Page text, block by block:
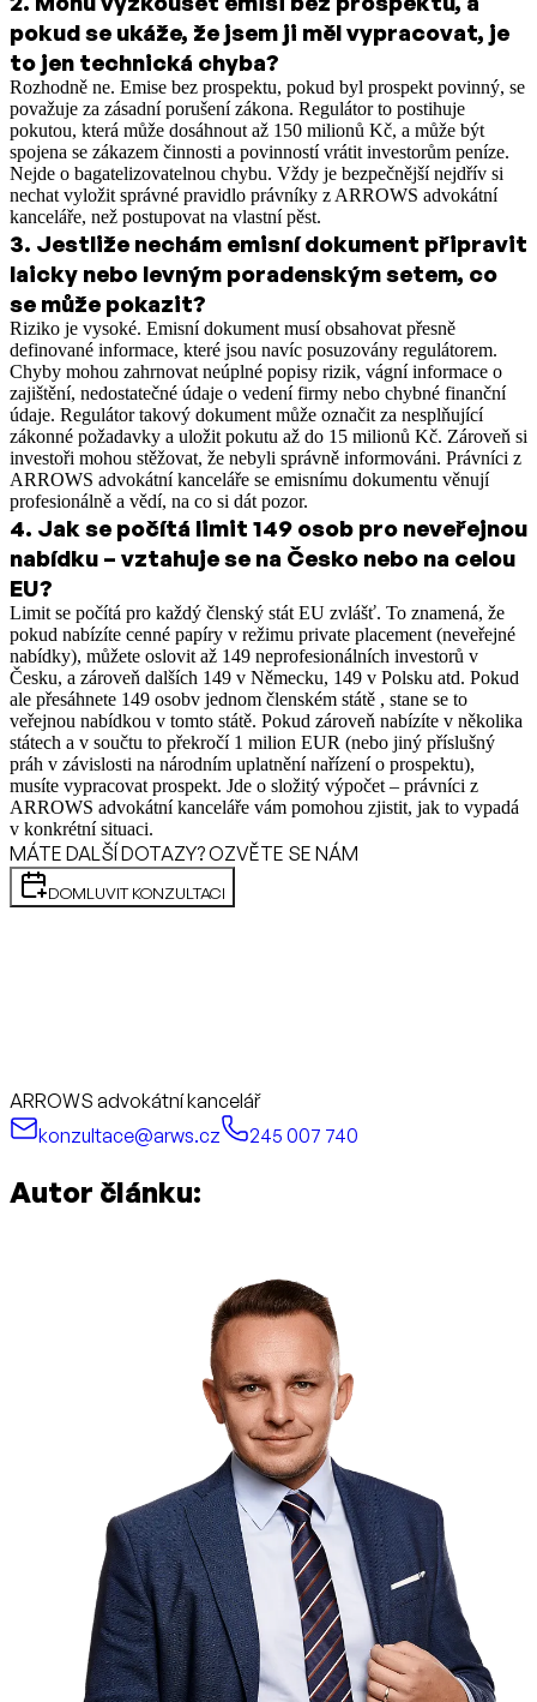
pokud se ukáže, že jsem ji měl vypracovat, je
to jen technická chyba?
Rozhodně ne. Emise bez prospektu, pokud byl prospekt povinný, se
považuje za zásadní porušení zákona. Regulátor to postihuje
pokutou, která může dosáhnout až 150 milionů Kč, a může být
spojena se zákazem činnosti a povinností vrátit investorům peníze.
Nejde o bagatelizovatelnou chybu. Vždy je bezpečnější nejdřív si
nechat vyložit správné pravidlo právníky z ARROWS advokátní
kanceláře, než postupovat na vlastní pěst.
3. Jestliže nechám emisní dokument připravit
laicky nebo levným poradenským setem, co
se může pokazit?
Riziko je vysoké. Emisní dokument musí obsahovat přesně
definované informace, které jsou navíc posuzovány regulátorem.
Chyby mohou zahrnovat neúplné popisy rizik, vágní informace o
zajištění, nedostatečné údaje o vedení firmy nebo chybné finanční
údaje. Regulátor takový dokument může označit za nesplňující
zákonné požadavky a uložit pokutu až do 15 milionů Kč. Zároveň si
investoři mohou stěžovat, že nebyli správně informováni. Právníci z
ARROWS advokátní kanceláře se emisnímu dokumentu věnují
profesionálně a vědí, na co si dát pozor.
4. Jak se počítá limit 149 osob pro neveřejnou
nabídku – vztahuje se na Česko nebo na celou
EU?
Limit se počítá pro každý členský stát EU zvlášť. To znamená, že
pokud nabízíte cenné papíry v režimu private placement (neveřejné
nabídky), můžete oslovit až 149 neprofesionálních investorů v
Česku, a zároveň dalších 149 v Německu, 149 v Polsku atd. Pokud
ale přesáhnete 149 osobv jednom členském státě , stane se to
veřejnou nabídkou v tomto státě. Pokud zároveň nabízíte v několika
státech a v součtu to překročí 1 milion EUR (nebo jiný příslušný
práh v závislosti na národním uplatnění nařízení o prospektu),
musíte vypracovat prospekt. Jde o složitý výpočet – právníci z
ARROWS advokátní kanceláře vám pomohou zjistit, jak to vypadá
v konkrétní situaci.
MÁTE DALŠÍ DOTAZY? OZVĚTE SE NÁM
DOMLUVIT KONZULTACI
ARROWS advokátní kancelář
konzultace@arws.cz
245 007 740
Autor článku: